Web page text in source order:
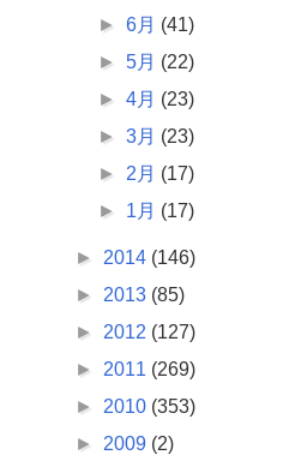
►6月 (41)
►5月 (22)
►4月 (23)
►3月 (23)
► 2月 (17)
► 1月 (17)
► 2014 (146)
► 2013 (85)
► 2012 (127)
► 2011 (269)
► 2010 (353)
► 2009 (2)